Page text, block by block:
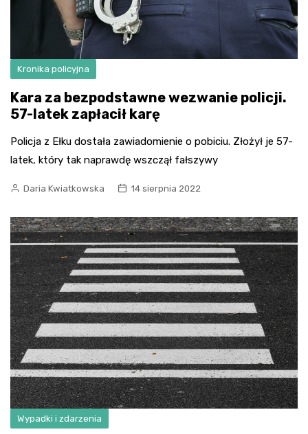
Kronika policyjna
Kara za bezpodstawne wezwanie policji.
57-latek zapłacił karę
Policja z Ełku dostała zawiadomienie o pobiciu. Złożył je 57-
latek, który tak naprawdę wszczął fałszywy
Daria Kwiatkowska 14 sierpnia 2022
Wypadki i zdarzenia